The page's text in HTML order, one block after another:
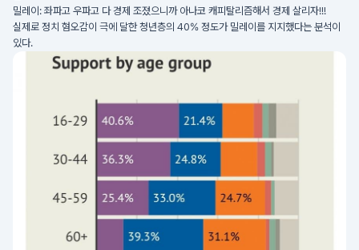
밀레이: 좌파고 우파고 다 경제 조졌으니까 아나코 캐피탈리즘해서 경제 살리자!!!
실제로 정치 혐오감이 극에 달한 청년층의 40% 정도가 밀레이를 지지했다는 분석이
있다.